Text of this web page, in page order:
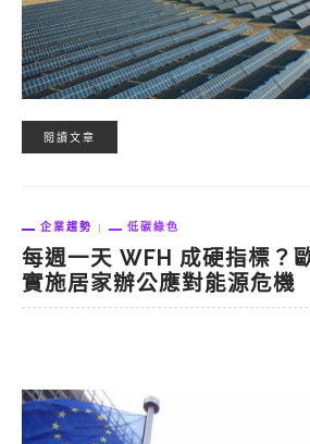
閱讀文章
企業趨勢 低碳綠色
每週一天 WFH 成硬指標？
實施居家辦公應對能源危機